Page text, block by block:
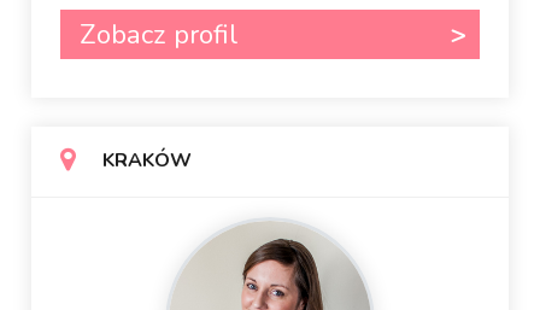
Zobacz profil
KRAKÓW